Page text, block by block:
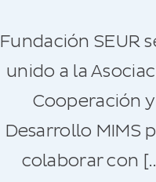
Fundación SEUR
unido a la
Cooperación y
Desarrollo MIMS
colaborar con